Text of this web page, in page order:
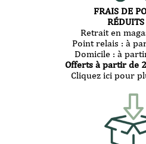
FRAIS DE
RÉDUITS
Retrait en
Point relais : à
Domicile : à
Offerts à partir de
Cliquez ici pour